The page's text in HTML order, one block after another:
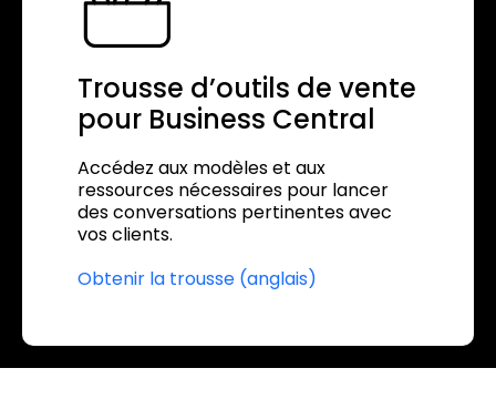
Trousse d’outils de vente
pour Business Central
Accédez aux modèles et aux
ressources nécessaires pour lancer
des conversations pertinentes avec
vos clients.
Obtenir la trousse (anglais)